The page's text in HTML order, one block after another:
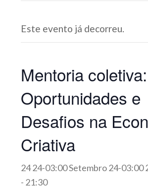
Este evento já decorreu.
Mentoria coletiva:
Oportunidades e
Desafios na
Criativa
24 24-03:00 Setembro 24-03:00
- 21:30